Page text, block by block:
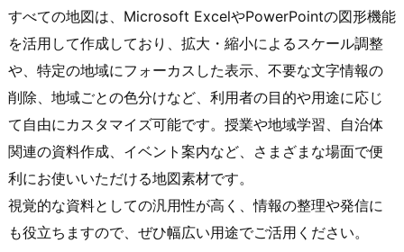
すべての地図は、Microsoft ExcelやPowerPointの図形機能
を活用して作成しており、拡大・縮小によるスケール調整
や、特定の地域にフォーカスした表示、不要な文字情報の
削除、地域ごとの色分けなど、利用者の目的や用途に応じ
て自由にカスタマイズ可能です。授業や地域学習、自治体
関連の資料作成、イベント案内など、さまざまな場面で便
利にお使いいただける地図素材です。
視覚的な資料としての汎用性が高く、情報の整理や発信に
も役立ちますので、ぜひ幅広い用途でご活用ください。